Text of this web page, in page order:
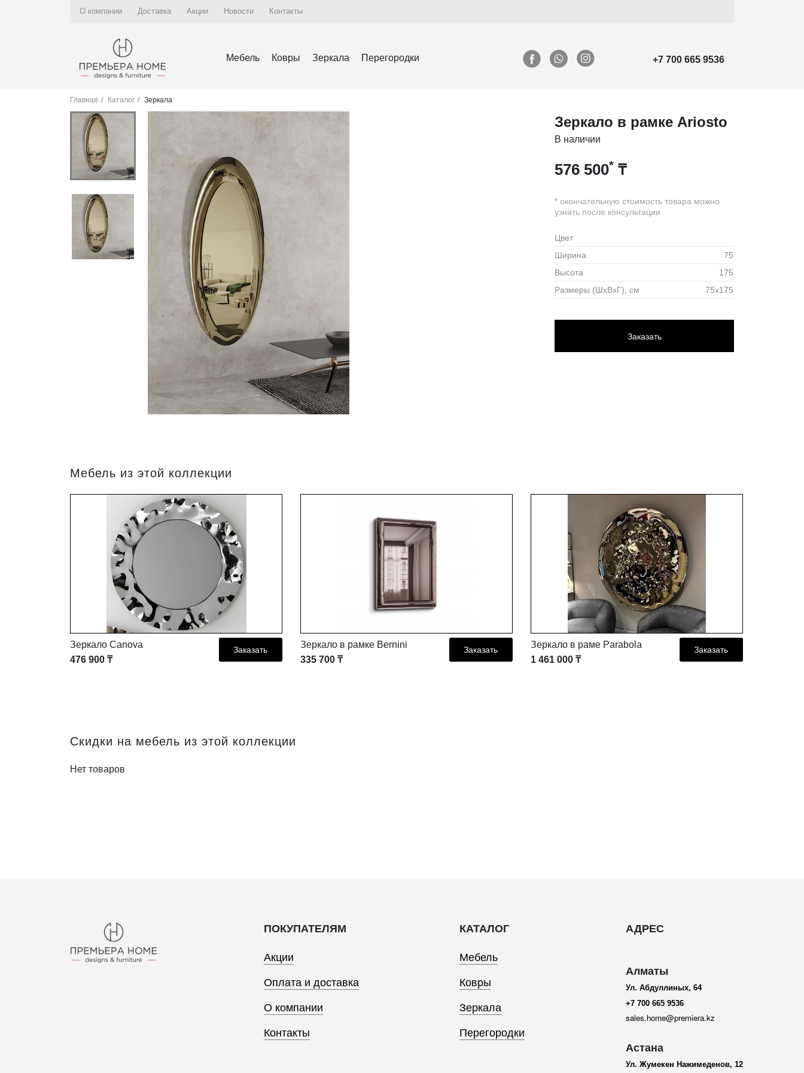
О компании Доставка Акции Новости Контакты
Мебель Ковры Зеркала Перегородки +7 700 665 9536
Главная Каталог Зеркала
Зеркало в рамке Ariosto
В наличии
576 500* ₸
* окончательную стоимость товара можно
узнать после консультации
Цвет
Ширина
75
Высота
175
Размеры (ШхВхГ), см
75х175
Заказать
Мебель из этой коллекции
Зеркало Canova
476 900 ₸
Заказать
Зеркало в рамке Bernini
335 700 ₸
Заказать
Зеркало в раме Parabola
1 461 000 ₸
Заказать
Скидки на мебель из этой коллекции
Нет товаров
ПОКУПАТЕЛЯМ
Акции
Оплата и доставка
О компании
Контакты
КАТАЛОГ
Мебель
Ковры
Зеркала
Перегородки
АДРЕС
Алматы
Ул. Абдуллиных, 64
+7 700 665 9536
sales.home@premiera.kz
Астана
Ул. Жумекен Нажимеденов, 12